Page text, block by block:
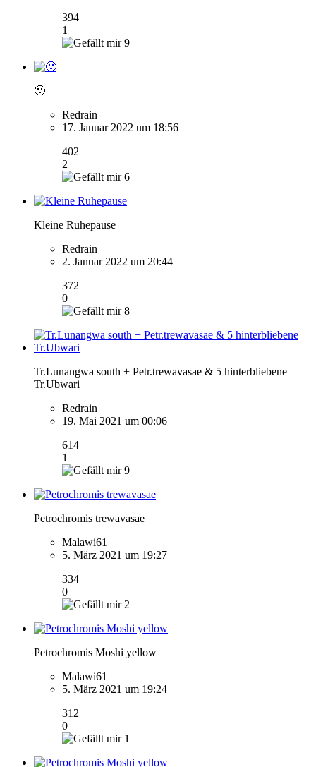
394
1
9
🙂
Redrain
17. Januar 2022 um 18:56
402
2
6
Kleine Ruhepause
Redrain
2. Januar 2022 um 20:44
372
0
8
Tr.Lunangwa south + Petr.trewavasae & 5 hinterbliebene
Tr.Ubwari
Redrain
19. Mai 2021 um 00:06
614
1
9
Petrochromis trewavasae
Malawi61
5. März 2021 um 19:27
334
0
2
Petrochromis Moshi yellow
Malawi61
5. März 2021 um 19:24
312
0
1